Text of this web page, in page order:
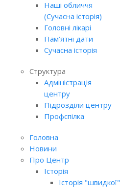
Наші обличчя
(Сучасна історія)
Головні лікарі
Пам’ятні дати
Сучасна історія
Структура
Адміністрація
центру
Підрозділи центру
Профспілка
Головна
Новини
Про Центр
Історія
Історія "швидкої"